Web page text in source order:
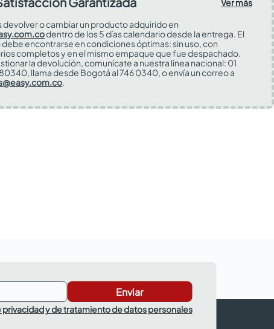
Ver más
devolver o cambiar un producto adquirido en
dentro de los 5 días calendario desde la entrega. El
encontrarse en condiciones óptimas: sin uso, con
completos y en el mismo empaque que fue despachado.
la devolución, comunícate a nuestra línea nacional: 01
llama desde Bogotá al 746 0340, o envía un correo a
.
Enviar
privacidad y de tratamiento de datos personales